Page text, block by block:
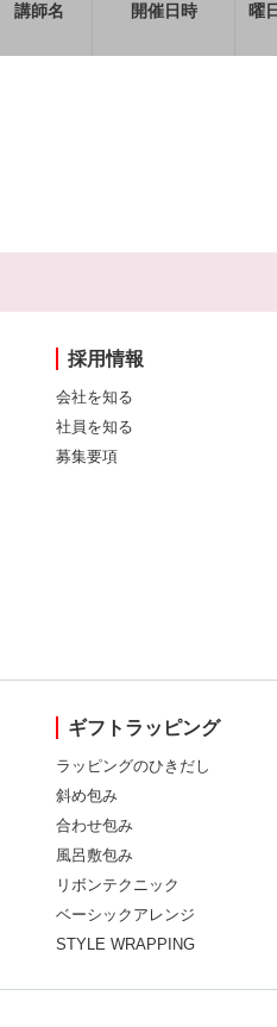
講師名 開催日時 曜日
採用情報
会社を知る
社員を知る
募集要項
ギフトラッピング
ラッピングのひきだし
斜め包み
合わせ包み
風呂敷包み
リボンテクニック
ベーシックアレンジ
STYLE WRAPPING